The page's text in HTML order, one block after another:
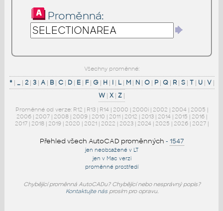
Proměnná:
Všechny proměnné:
*| _| 2| 3| A| B| C| D| E| F| G| H | I| L| M| N| O| P| Q| R| S| T| U| V|
W | X | Z |
Proměnné od verze: R12 | R13 | R14 | 2000 | 2000i | 2002 | 2004 | 2005 |
2006 | 2007 | 2008 | 2009 | 2010 | 2011 | 2012 | 2013 | 2014 | 2015 | 2016 |
2017 | 2018 | 2019 | 2020 | 2021 | 2022 | 2023 | 2024 | 2025 | 2026 | 2027 |
Přehled všech AutoCAD proměnných - 1547
jen neobsažené v LT
jen v Mac verzi
proměnné prostředí
Chybějící proměnná AutoCADu? Chybějící nebo nesprávný popis?
Kontaktujte násprosím pro opravu.